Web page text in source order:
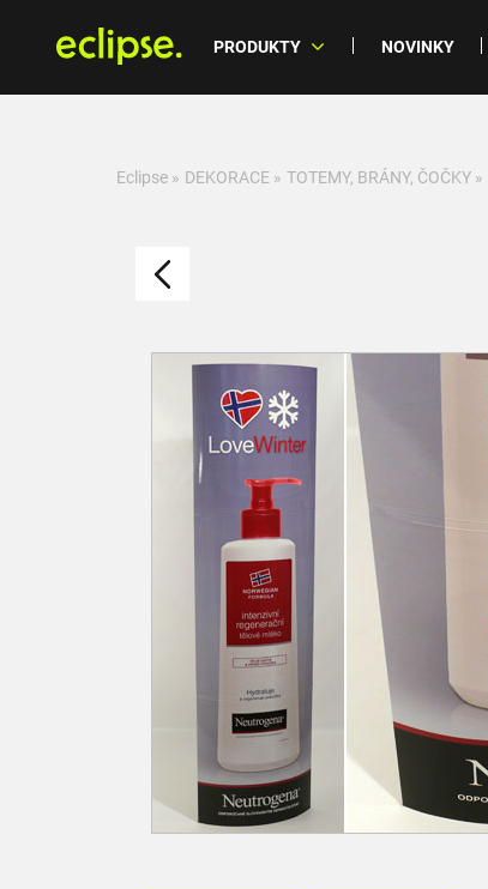
PRODUKTY NOVINKY
Eclipse » DEKORACE » TOTEMY, BRÁNY, ČOČKY »